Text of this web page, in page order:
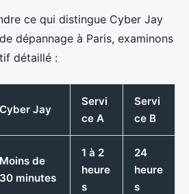
ce qui distingue Cyber Jay
dépannage à Paris, examinons
détaillé :
Cyber Jay
Servi
ce A
Servi
ce B
Moins de
30 minutes
1 à 2
heure
s
24
heure
s